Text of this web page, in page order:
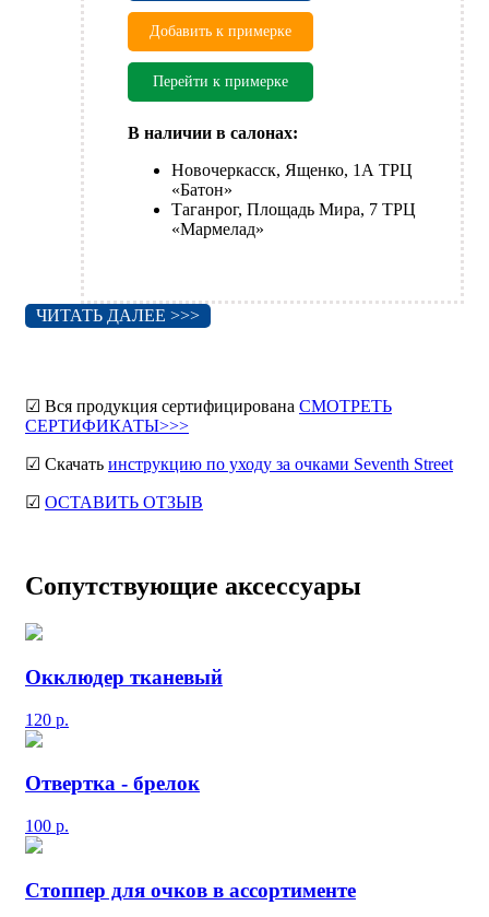
Добавить к примерке
Перейти к примерке
В наличии в салонах:
Новочеркасск, Ященко, 1А ТРЦ
«Батон»
Таганрог, Площадь Мира, 7 ТРЦ
«Мармелад»
ЧИТАТЬ ДАЛЕЕ >>>
☑ Вся продукция сертифицирована СМОТРЕТЬ
СЕРТИФИКАТЫ>>>
☑ Скачать инструкцию по уходу за очками Seventh Street
☑ ОСТАВИТЬ ОТЗЫВ
Сопутствующие аксессуары
Окклюдер тканевый
120 р.
Отвертка - брелок
100 р.
Стоппер для очков в ассортименте